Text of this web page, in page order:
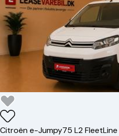
Citroëne-Jumpy75 L2 FleetLine